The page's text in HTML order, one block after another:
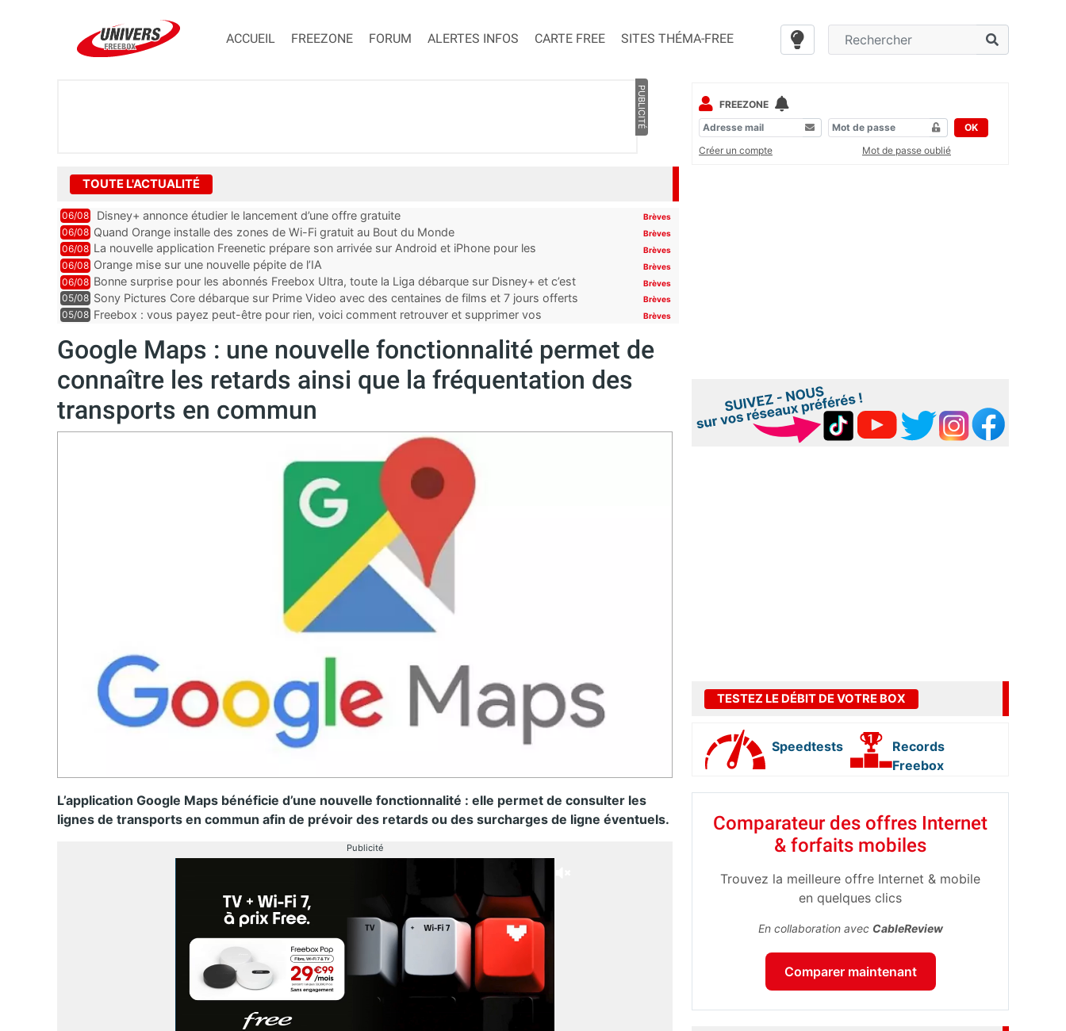
ACCUEIL FREEZONE FORUM ALERTES INFOS CARTE FREE SITES THÉMA-FREE
PUBLICITÉ
TOUTE L'ACTUALITÉ
06/08 Disney+ annonce étudier le lancement d’une offre gratuite Brèves
06/08 Quand Orange installe des zones de Wi-Fi gratuit au Bout du Monde Brèves
06/08 La nouvelle application Freenetic prépare son arrivée sur Android et iPhone pour les
abonnés Freebox, testez la
Brèves
06/08 Orange mise sur une nouvelle pépite de l’IA Brèves
06/08 Bonne surprise pour les abonnés Freebox Ultra, toute la Liga débarque sur Disney+ et c’est
inclus
Brèves
05/08 Sony Pictures Core débarque sur Prime Video avec des centaines de films et 7 jours offerts Brèves
05/08 Freebox : vous payez peut-être pour rien, voici comment retrouver et supprimer vos
Brèves
Google Maps : une nouvelle fonctionnalité permet de
connaître les retards ainsi que la fréquentation des
transports en commun
L’application Google Maps bénéficie d’une nouvelle fonctionnalité : elle permet de consulter les
lignes de transports en commun afin de prévoir des retards ou des surcharges de ligne éventuels.
Publicité
FREEZONE
OK
Créer un compte
Mot de passe oublié
TESTEZ LE DÉBIT DE VOTRE BOX
Speedtests
Records
Freebox
Comparateur des offres Internet
& forfaits mobiles
Trouvez la meilleure offre Internet & mobile
en quelques clics
En collaboration avec CableReview
Comparer maintenant